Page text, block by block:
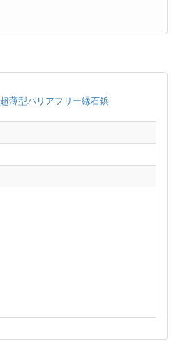
超薄型バリアフリー縁石鋲